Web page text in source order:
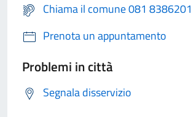
Chiama il comune 081 8386201
Prenota un appuntamento
Problemi in città
Segnala disservizio